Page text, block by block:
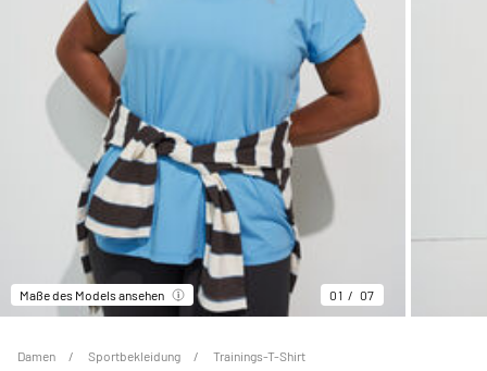
Maße des Models ansehen 01 07
Damen Sportbekleidung Trainings-T-Shirt